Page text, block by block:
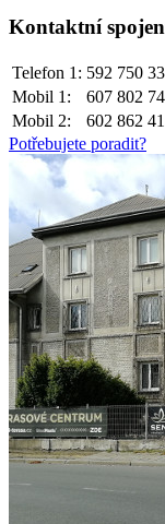
Kontaktní
Telefon 1: 592 750
Mobil 1:
607 802
Mobil 2:
602 862
Potřebujete poradit?